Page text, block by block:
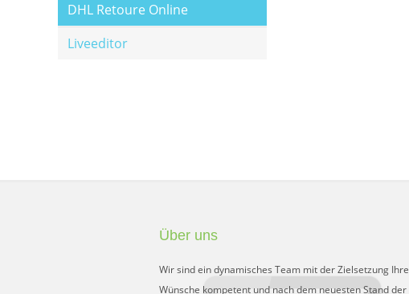
DHL Retoure Online
Liveeditor
Über uns
Wir sind ein dynamisches Team mit der Zielsetzung Ihre
Wünsche kompetent und nach dem neuesten Stand der